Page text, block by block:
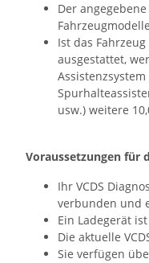
Der
Ist das
ausgestattet,
Assistenzsystem
usw.) weitere
Voraussetzungen für
Ihr VCDS
verbunden und
Ein Ladegerät
Die aktuelle
Sie verfügen